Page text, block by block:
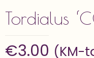
Tordialus
€3.00 (KM-